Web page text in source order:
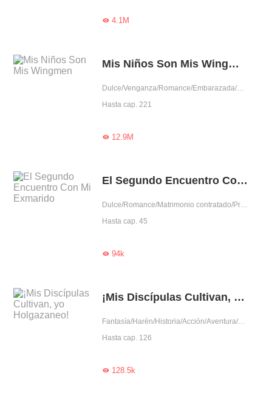
4.1M
Mis Niños Son Mis Wingmen
Dulce/Venganza/Romance/Embarazada/Aventura de una noche/Dominante/Arrogante/Lindo/Mujer poderosa
Hasta cap. 221
12.9M
El Segundo Encuentro Con Mi Exmarido
Dulce/Romance/Matrimonio contratado/Predestinado/Reconciliación
Hasta cap. 45
94k
¡Mis Discípulas Cultivan, yo Holgazaneo!
Fantasía/Harén/Historia/Acción/Aventura/Sistema/Auto superación
Hasta cap. 126
128.5k